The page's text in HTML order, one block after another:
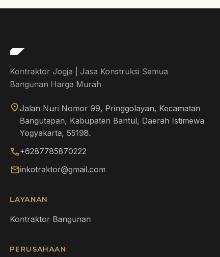
Kontraktor Jogja | Jasa Konstruksi Semua
Bangunan Harga Murah
location_onJalan Nuri Nomor 99, Pringgolayan, Kecamatan
Bangutapan, Kabupaten Bantul, Daerah Istimewa
Yogyakarta, 55198.
call+6287785870222
mailinkotraktor@gmail.com
LAYANAN
Kontraktor Bangunan
PERUSAHAAN